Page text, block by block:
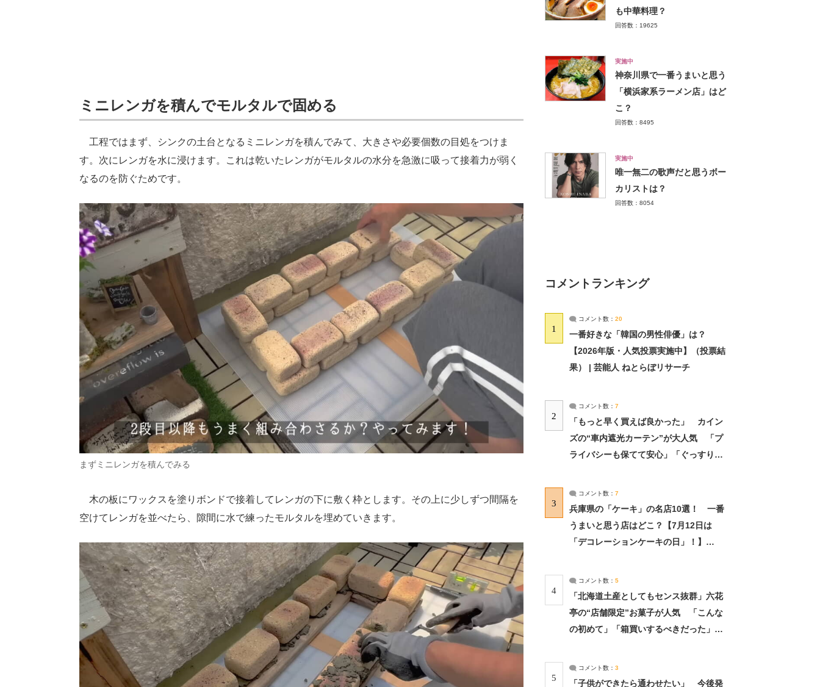
ミニレンガを積んでモルタルで固める
工程ではまず、シンクの土台となるミニレンガを積んでみて、大きさや必要個数の目処をつけま
す。次にレンガを水に浸けます。これは乾いたレンガがモルタルの水分を急激に吸って接着力が弱く
なるのを防ぐためです。
まずミニレンガを積んでみる
木の板にワックスを塗りボンドで接着してレンガの下に敷く枠とします。その上に少しずつ間隔を
空けてレンガを並べたら、隙間に水で練ったモルタルを埋めていきます。
も中華料理？
回答数：19625
実施中
神奈川県で一番うまいと思う
「横浜家系ラーメン店」はど
こ？
回答数：8495
実施中
唯一無二の歌声だと思うボー
カリストは？
回答数：8054
コメントランキング
1
コメント数： 20
一番好きな「韓国の男性俳優」は？
【2026年版・人気投票実施中】（投票結
果） | 芸能人 ねとらぼリサーチ
2
コメント数： 7
「もっと早く買えば良かった」 カイン
ズの“車内遮光カーテン”が大人気 「プ
ライバシーも保てて安心」「ぐっすり眠
3
コメント数： 7
兵庫県の「ケーキ」の名店10選！ 一番
うまいと思う店はどこ？【7月12日は
「デコレーションケーキの日」！】
4
コメント数： 5
「北海道土産としてもセンス抜群」六花
亭の“店舗限定”お菓子が人気 「こんな
の初めて」「箱買いするべきだった」
5
コメント数： 3
「子供ができたら通わせたい」 今後発